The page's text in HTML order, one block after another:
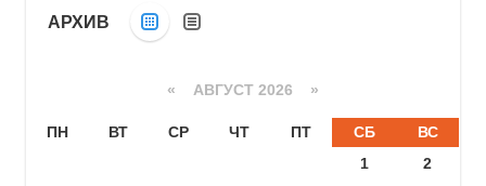
АРХИВ
« АВГУСТ 2026 »
ПН ВТ СР ЧТ ПТ СБ
ВС
1
2